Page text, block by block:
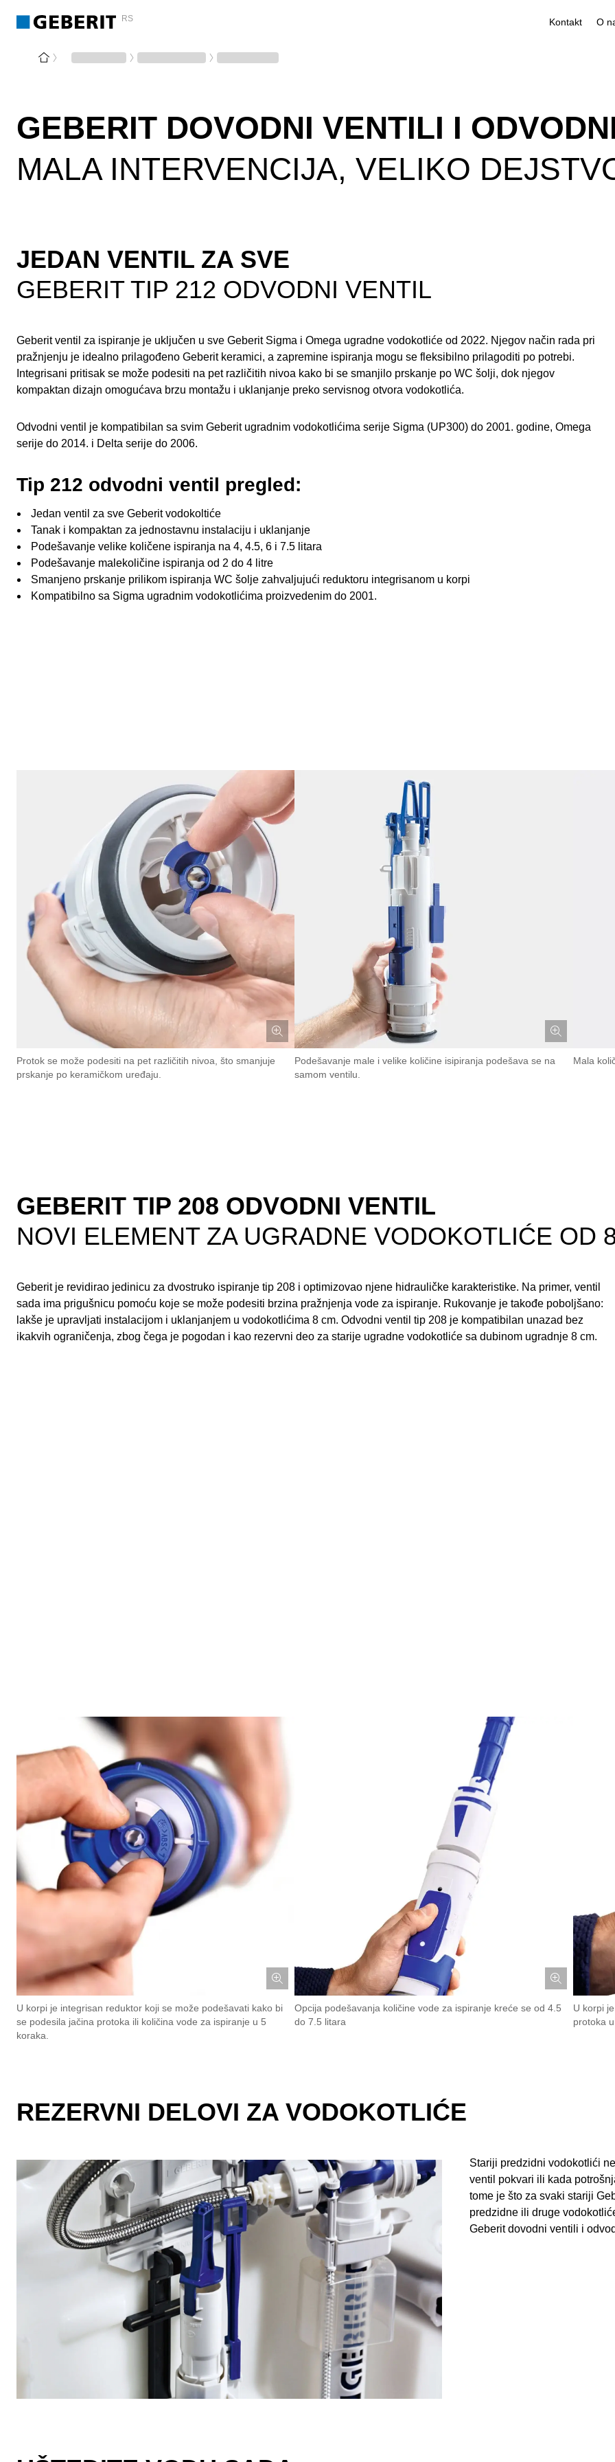
RS Kontakt
GEBERIT DOVODNI VENTILI I
MALA INTERVENCIJA, VELIKO
JEDAN VENTIL ZA SVE
GEBERIT TIP 212 ODVODNI VENTIL
Geberit ventil za ispiranje je uključen u sve Geberit Sigma i Omega ugradne vodokotliće od 2022. Njegov način rada pri
pražnjenju je idealno prilagođeno Geberit keramici, a zapremine ispiranja mogu se fleksibilno prilagoditi po potrebi.
Integrisani pritisak se može podesiti na pet različitih nivoa kako bi se smanjilo prskanje po WC šolji, dok njegov
kompaktan dizajn omogućava brzu montažu i uklanjanje preko servisnog otvora vodokotlića.
Odvodni ventil je kompatibilan sa svim Geberit ugradnim vodokotlićima serije Sigma (UP300) do 2001. godine, Omega
serije do 2014. i Delta serije do 2006.
Tip 212 odvodni ventil pregled:
Jedan ventil za sve Geberit vodokoltiće
Tanak i kompaktan za jednostavnu instalaciju i uklanjanje
Podešavanje velike količene ispiranja na 4, 4.5, 6 i 7.5 litara
Podešavanje malekoličine ispiranja od 2 do 4 litre
Smanjeno prskanje prilikom ispiranja WC šolje zahvaljujući reduktoru integrisanom u korpi
Kompatibilno sa Sigma ugradnim vodokotlićima proizvedenim do 2001.
Protok se može podesiti na pet različitih nivoa, što smanjuje
prskanje po keramičkom uređaju.
Podešavanje male i velike količine isipiranja podešava se na
samom ventilu.
Mala
GEBERIT TIP 208 ODVODNI VENTIL
NOVI ELEMENT ZA UGRADNE VODOKOTLIĆE OD
Geberit je revidirao jedinicu za dvostruko ispiranje tip 208 i optimizovao njene hidrauličke karakteristike. Na primer, ventil
sada ima prigušnicu pomoću koje se može podesiti brzina pražnjenja vode za ispiranje. Rukovanje je takođe poboljšano:
lakše je upravljati instalacijom i uklanjanjem u vodokotlićima 8 cm. Odvodni ventil tip 208 je kompatibilan unazad bez
ikakvih ograničenja, zbog čega je pogodan i kao rezervni deo za starije ugradne vodokotliće sa dubinom ugradnje 8 cm.
U korpi je integrisan reduktor koji se može podešavati kako bi
se podesila jačina protoka ili količina vode za ispiranje u 5
koraka.
Opcija podešavanja količine vode za ispiranje kreće se od 4.5
do 7.5 litara
U korpi
protoka
REZERVNI DELOVI ZA VODOKOTLIĆE
Stariji predzidni vodokotlići
ventil pokvari ili kada
tome je što za svaki stariji
predzidne ili druge
Geberit dovodni ventili i